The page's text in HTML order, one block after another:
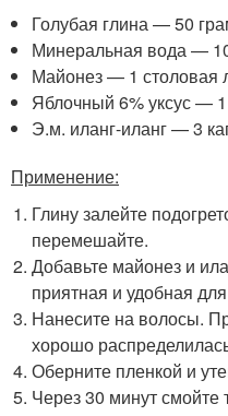
Голубая глина — 50
Минеральная вода —
Майонез — 1 столовая
Яблочный 6% уксус —
Э.м. иланг-иланг — 3
Применение:
Глину залейте
перемешайте.
Добавьте майонез и
приятная и удобная
Нанесите на волосы.
хорошо
Оберните пленкой и
Через 30 минут смойте